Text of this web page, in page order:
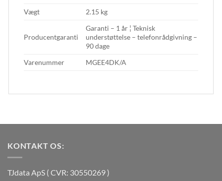
Vægt 2.15 kg
Producentgaranti
Garanti – 1 år ¦ Teknisk
understøttelse – telefonrådgivning –
90 dage
Varenummer
MGEE4DK/A
KONTAKT OS:
TJdata ApS ( CVR: 30550269 )